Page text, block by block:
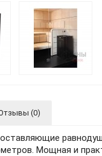
(0)
Мощная и